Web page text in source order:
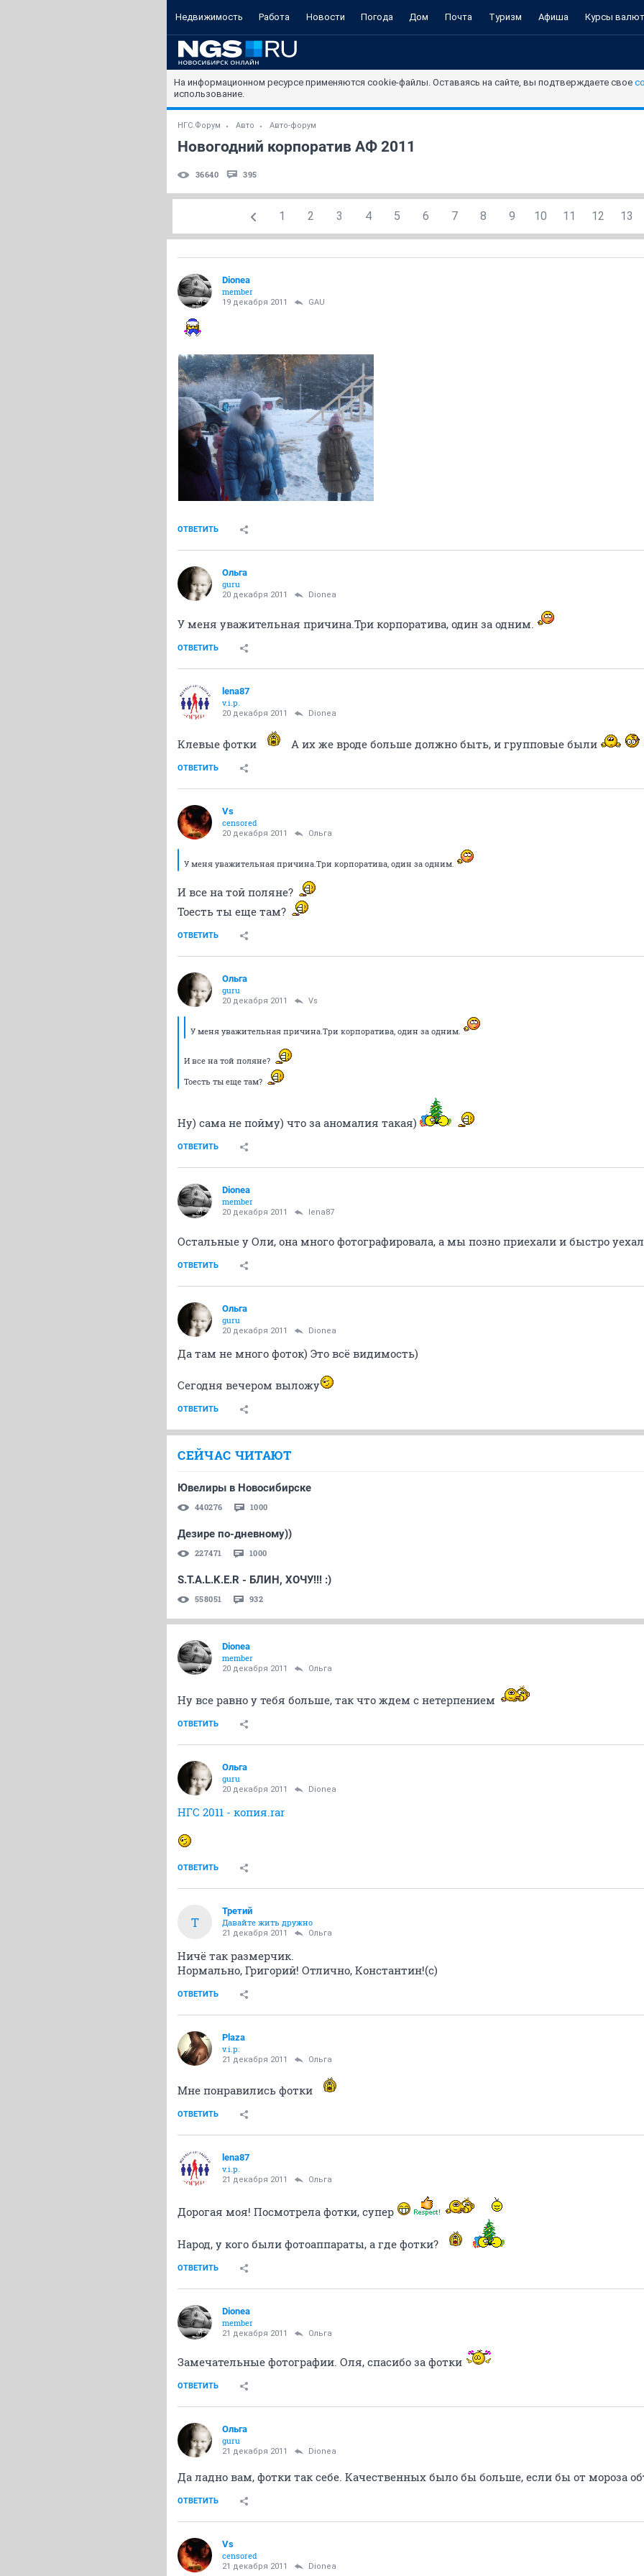
Недвижимость Работа Новости Погода Дом Почта Туризм Афиша Курсы валют
На информационном ресурсе применяются cookie-файлы. Оставаясь на сайте, вы подтверждаете свое
использование.
НГС.Форум Авто Авто-форум
Новогодний корпоратив АФ 2011
36640 395
1 2 3 4 5 6 7 8 9 10 11 12 13
Dionea
member
19 декабря 2011 GAU
ОТВЕТИТЬ
Oльга
guru
20 декабря 2011 Dionea
У меня уважительная причина.Три корпоратива, один за одним.
ОТВЕТИТЬ
lena87
v.i.p.
20 декабря 2011 Dionea
Клевые фотки А их же вроде больше должно быть, и групповые были
ОТВЕТИТЬ
Vs
censored
20 декабря 2011 Oльга
У меня уважительная причина.Три корпоратива, один за одним.
И все на той поляне?
Тоесть ты еще там?
ОТВЕТИТЬ
Oльга
guru
20 декабря 2011 Vs
У меня уважительная причина.Три корпоратива, один за одним.
И все на той поляне?
Тоесть ты еще там?
Ну) сама не пойму) что за аномалия такая)
ОТВЕТИТЬ
Dionea
member
20 декабря 2011 lena87
Остальные у Оли, она много фотографировала, а мы позно приехали и быстро
ОТВЕТИТЬ
Oльга
guru
20 декабря 2011 Dionea
Да там не много фоток) Это всё видимость)
Сегодня вечером выложу
ОТВЕТИТЬ
СЕЙЧАС ЧИТАЮТ
Ювелиры в Новосибирске
440276 1000
Дезире по-дневному))
227471 1000
S.T.A.L.K.E.R - БЛИН, ХОЧУ!!! :)
558051 932
Dionea
member
20 декабря 2011 Oльга
Ну все равно у тебя больше, так что ждем с нетерпением
ОТВЕТИТЬ
Oльга
guru
20 декабря 2011 Dionea
НГС 2011 - копия.rar
ОТВЕТИТЬ
Т
Третий
Давайте жить дружно
21 декабря 2011 Oльга
Ничё так размерчик.
Нормально, Григорий! Отлично, Константин!(с)
ОТВЕТИТЬ
Plaza
v.i.p.
21 декабря 2011 Oльга
Мне понравились фотки
ОТВЕТИТЬ
lena87
v.i.p.
21 декабря 2011 Oльга
Дорогая моя! Посмотрела фотки, супер
Народ, у кого были фотоаппараты, а где фотки?
ОТВЕТИТЬ
Dionea
member
21 декабря 2011 Oльга
Замечательные фотографии. Оля, спасибо за фотки
ОТВЕТИТЬ
Oльга
guru
21 декабря 2011 Dionea
Да ладно вам, фотки так себе. Качественных было бы больше, если бы от мороза
ОТВЕТИТЬ
Vs
censored
21 декабря 2011 Dionea